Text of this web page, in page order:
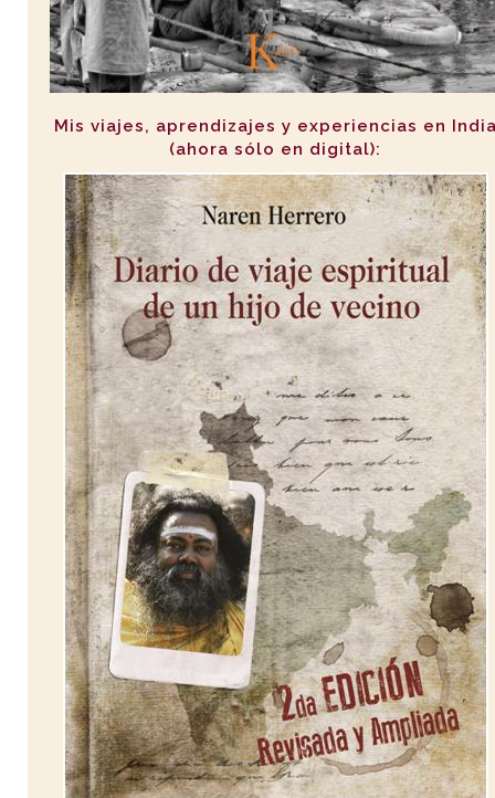
Mis viajes, aprendizajes y experiencias en
(ahora sólo en digital):